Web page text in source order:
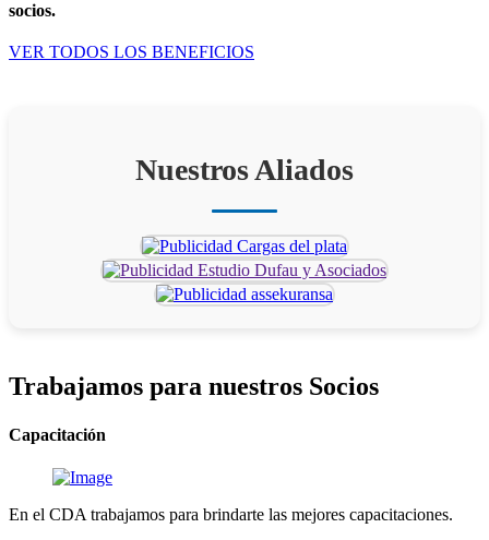
socios.
VER TODOS LOS BENEFICIOS
Nuestros Aliados
Trabajamos para nuestros Socios
Capacitación
En el CDA trabajamos para brindarte las mejores capacitaciones.